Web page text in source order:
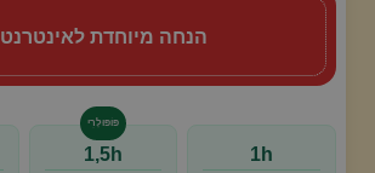
הנחה מיוחדת לאינטרנט
1h
פּוֹפּוּלָרִי
1,5h